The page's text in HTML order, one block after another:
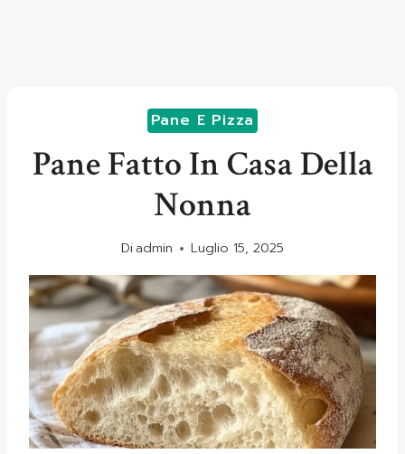
Pane E Pizza
Pane Fatto In Casa Della
Nonna
Diadmin Luglio 15, 2025